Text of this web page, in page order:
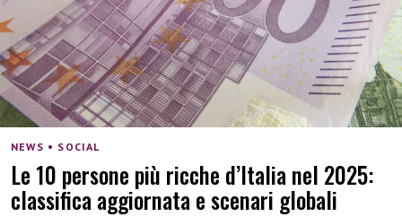
NEWS • SOCIAL
Le 10 persone più ricche d’Italia nel 2025:
classifica aggiornata e scenari globali